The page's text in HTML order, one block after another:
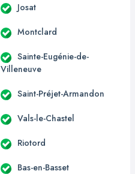
Josat
Montclard
Sainte-Eugénie-de-
Villeneuve
Saint-Préjet-Armandon
Vals-le-Chastel
Riotord
Bas-en-Basset